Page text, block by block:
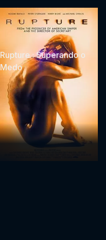
Rupture : Superando o
Medo